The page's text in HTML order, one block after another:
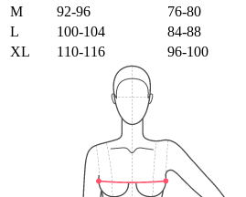
M
92-96 76-80
L
100-104 84-88
XL
110-116 96-100